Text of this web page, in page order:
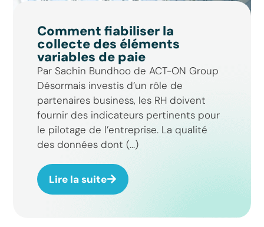
Comment fiabiliser la
collecte des éléments
variables de paie
Par Sachin Bundhoo de ACT-ON Group
Désormais investis d’un rôle de
partenaires business, les RH doivent
fournir des indicateurs pertinents pour
le pilotage de l’entreprise. La qualité
des données dont (...)
Lire la suite